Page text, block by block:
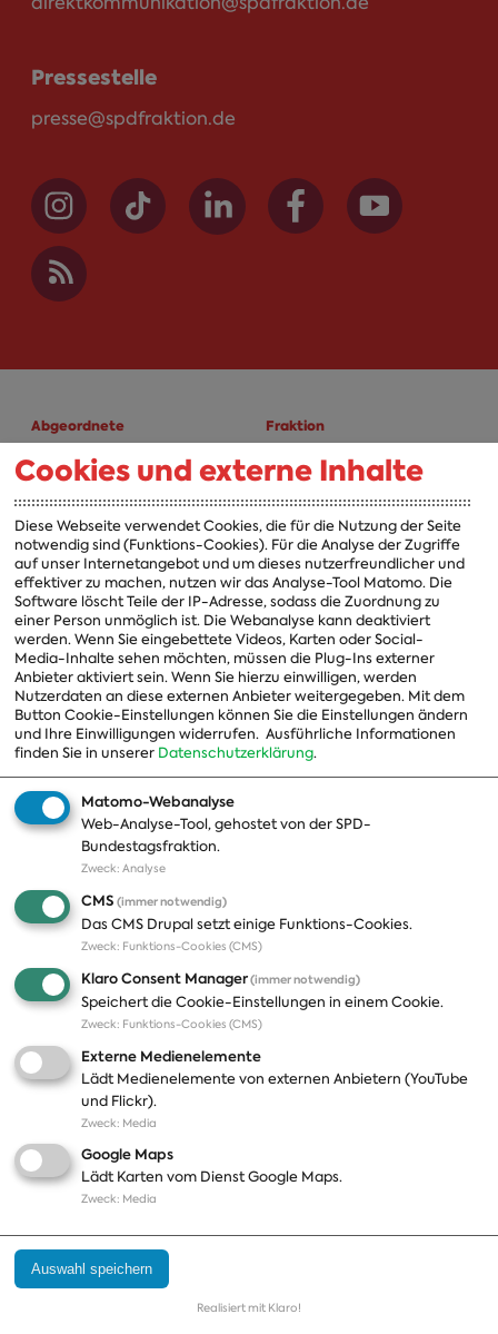
Pressestelle
presse@spdfraktion.de
Abgeordnete
A-Z
Fraktion
Fraktion
Vorsitzender
Vorstand
Arbeitsgruppen
Ausschussvorsitzende
Beauftragte
Landesgruppen
Organisation
Themen
Positionen
Publikationen
Presse
Fotos
Pressekontakt
Termine
Jobs und Ausbildung
Häufige Fragen
Podcast
Abonnements
Aktualisierungen
Kontakt
Impressum
Datenschutz
Cookies und externe Inhalte
Diese Webseite verwendet Cookies, die für die Nutzung der Seite
notwendig sind (Funktions-Cookies). Für die Analyse der Zugriffe
auf unser Internetangebot und um dieses nutzerfreundlicher und
effektiver zu machen, nutzen wir das Analyse-Tool Matomo. Die
Software löscht Teile der IP-Adresse, sodass die Zuordnung zu
einer Person unmöglich ist. Die Webanalyse kann deaktiviert
werden. Wenn Sie eingebettete Videos, Karten oder Social-
Media-Inhalte sehen möchten, müssen die Plug-Ins externer
Anbieter aktiviert sein. Wenn Sie hierzu einwilligen, werden
Nutzerdaten an diese externen Anbieter weitergegeben. Mit dem
Button Cookie-Einstellungen können Sie die Einstellungen ändern
und Ihre Einwilligungen widerrufen. Ausführliche Informationen
finden Sie in unserer Datenschutzerklärung.
Matomo-Webanalyse
Web-Analyse-Tool, gehostet von der SPD-
Bundestagsfraktion.
Zweck: Analyse
CMS (immer notwendig)
Das CMS Drupal setzt einige Funktions-Cookies.
Zweck: Funktions-Cookies (CMS)
Klaro Consent Manager(immer notwendig)
Speichert die Cookie-Einstellungen in einem Cookie.
Zweck: Funktions-Cookies (CMS)
Externe Medienelemente
Lädt Medienelemente von externen Anbietern (YouTube
und Flickr).
Zweck: Media
Google Maps
Lädt Karten vom Dienst Google Maps.
Zweck: Media
Auswahl speichern
Realisiert mit Klaro!